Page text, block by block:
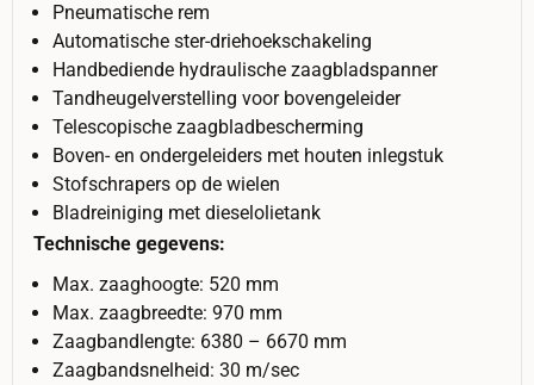
Pneumatische rem
Automatische ster-driehoekschakeling
Handbediende hydraulische zaagbladspanner
Tandheugelverstelling voor bovengeleider
Telescopische zaagbladbescherming
Boven- en ondergeleiders met houten inlegstuk
Stofschrapers op de wielen
Bladreiniging met dieselolietank
Technische gegevens:
Max. zaaghoogte: 520 mm
Max. zaagbreedte: 970 mm
Zaagbandlengte: 6380 – 6670 mm
Zaagbandsnelheid: 30 m/sec